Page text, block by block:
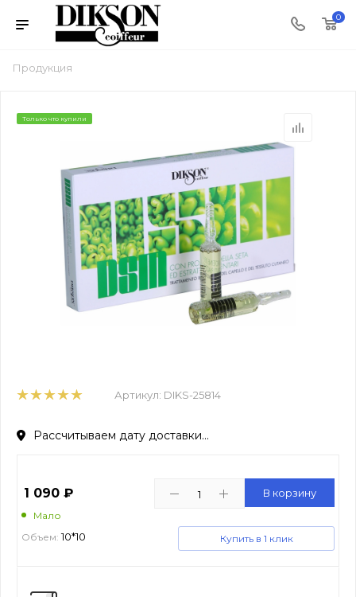
0
Продукция
Только что купили
Артикул: DIKS-25814
Рассчитываем дату доставки...
1 090 ₽
Мало
Объем: 10*10
В корзину
Купить в 1 клик